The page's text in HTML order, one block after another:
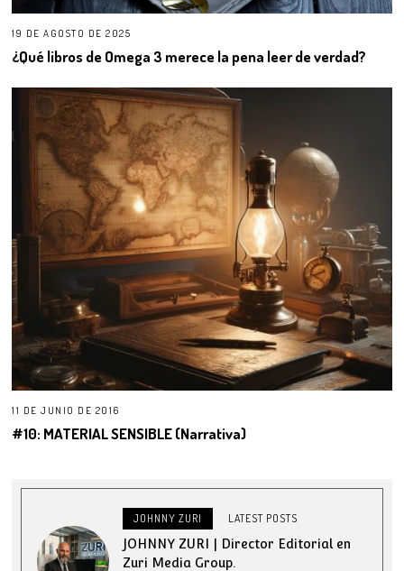
19 DE AGOSTO DE 2025
¿Qué libros de Omega 3 merece la pena leer de verdad?
11 DE JUNIO DE 2016
#10: MATERIAL SENSIBLE (Narrativa)
JOHNNY ZURI LATEST POSTS
JOHNNY ZURI | Director Editorial en
Zuri Media Group.